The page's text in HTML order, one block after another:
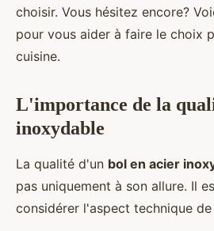
choisir. Vous hésitez encore?
pour vous aider à faire le choix
cuisine.
L'importance de la
inoxydable
La qualité d'un bol en acier
pas uniquement à son allure. Il
considérer l'aspect technique